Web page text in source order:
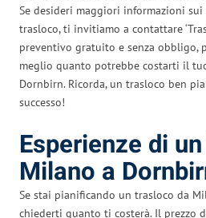
Se desideri maggiori informazioni
trasloco, ti invitiamo a contattare
preventivo gratuito e senza obbligo,
meglio quanto potrebbe costarti il
Dornbirn. Ricorda, un trasloco ben
successo!
Esperienze di
Milano a
Se stai pianificando un trasloco da
chiederti quanto ti costerà. Il prezzo